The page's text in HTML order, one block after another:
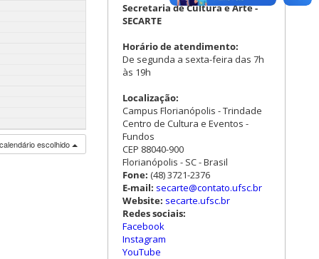
escolhido
Secretaria de Cultura e Arte -
SECARTE
Horário de atendimento:
De segunda a sexta-feira das 7h
às 19h
Localização:
Campus Florianópolis - Trindade
Centro de Cultura e Eventos -
Fundos
CEP 88040-900
Florianópolis - SC - Brasil
Fone: (48) 3721-2376
E-mail: secarte@contato.ufsc.br
Website: secarte.ufsc.br
Redes sociais:
Facebook
Instagram
YouTube